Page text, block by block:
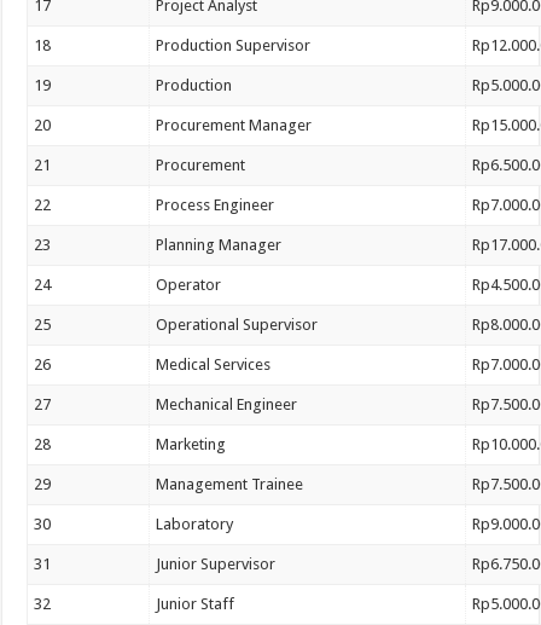
17 Project Analyst
18 Production Supervisor
19 Production
20 Procurement Manager
21 Procurement
22 Process Engineer
23 Planning Manager
24 Operator
25 Operational Supervisor
26 Medical Services
27 Mechanical Engineer
28 Marketing
29 Management Trainee
30 Laboratory
31 Junior Supervisor
32 Junior Staff